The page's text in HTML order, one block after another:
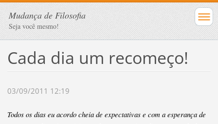
Mudança de Filosofia
Seja você mesmo!
Cada dia um recomeço!
03/09/2011 12:19
Todos os dias eu acordo cheia de expectativas e com a esperança de